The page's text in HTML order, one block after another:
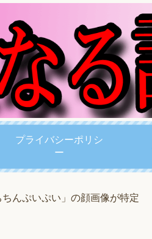
プライバシーポリシ
ー
んぷいぷい」の顔画像が特定